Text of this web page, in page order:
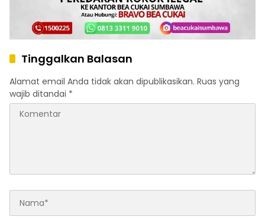
Tinggalkan Balasan
Alamat email Anda tidak akan dipublikasikan. Ruas yang
wajib ditandai *